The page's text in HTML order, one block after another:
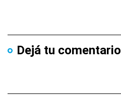
Dejá tu comentario